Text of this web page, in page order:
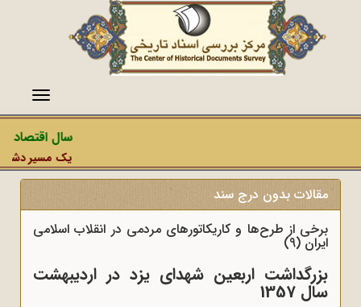
منو
سال اقتصاد
یک مسیر
مقالات بدون درج سند
برخی از طرح‌ها و کاریکاتورهای مردمی در انقلاب اسلامی
ایران (9)
بزرگداشت اربعین شهدای یزد در اردیبهشت
سال 1357